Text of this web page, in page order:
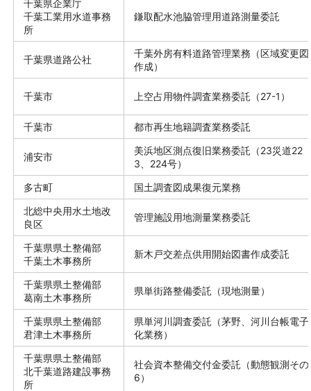
千葉県企業庁
千葉工業用水道事務
所
鎌取配水池脇管理用道路測量委託
千葉県道路公社
千葉外房有料道路管理業務（区域変更図
作成）
千葉市 上空占用物件調査業務委託（27-1）
千葉市 都市再生地籍調査業務委託
浦安市
美浜地区測点復旧業務委託（23災道22
3、224号）
多古町
国土調査図成果復元業務
北総中央用水土地改
良区
管理施設用地測量業務委託
千葉県県土整備部
千葉土木事務所
新木戸交差点供用開始図書作成委託
千葉県県土整備部
葛南土木事務所
県単街路整備委託（現地測量）
千葉県県土整備部
君津土木事務所
県単河川調査委託（茅野、河川台帳電子
化業務）
千葉県県土整備部
北千葉道路建設事務
所
社会資本整備交付金委託（動態観測その
6）